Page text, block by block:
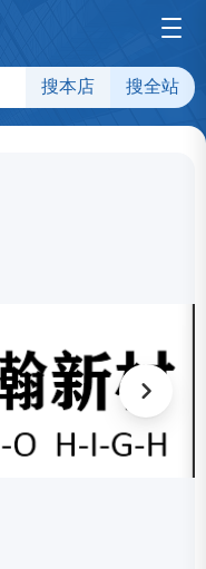
搜本店 搜全站